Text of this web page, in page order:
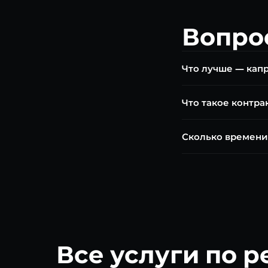
Что лучше —
трещинах блока или
Что такое
бюджетный вариант
Сколько
Все услуги по